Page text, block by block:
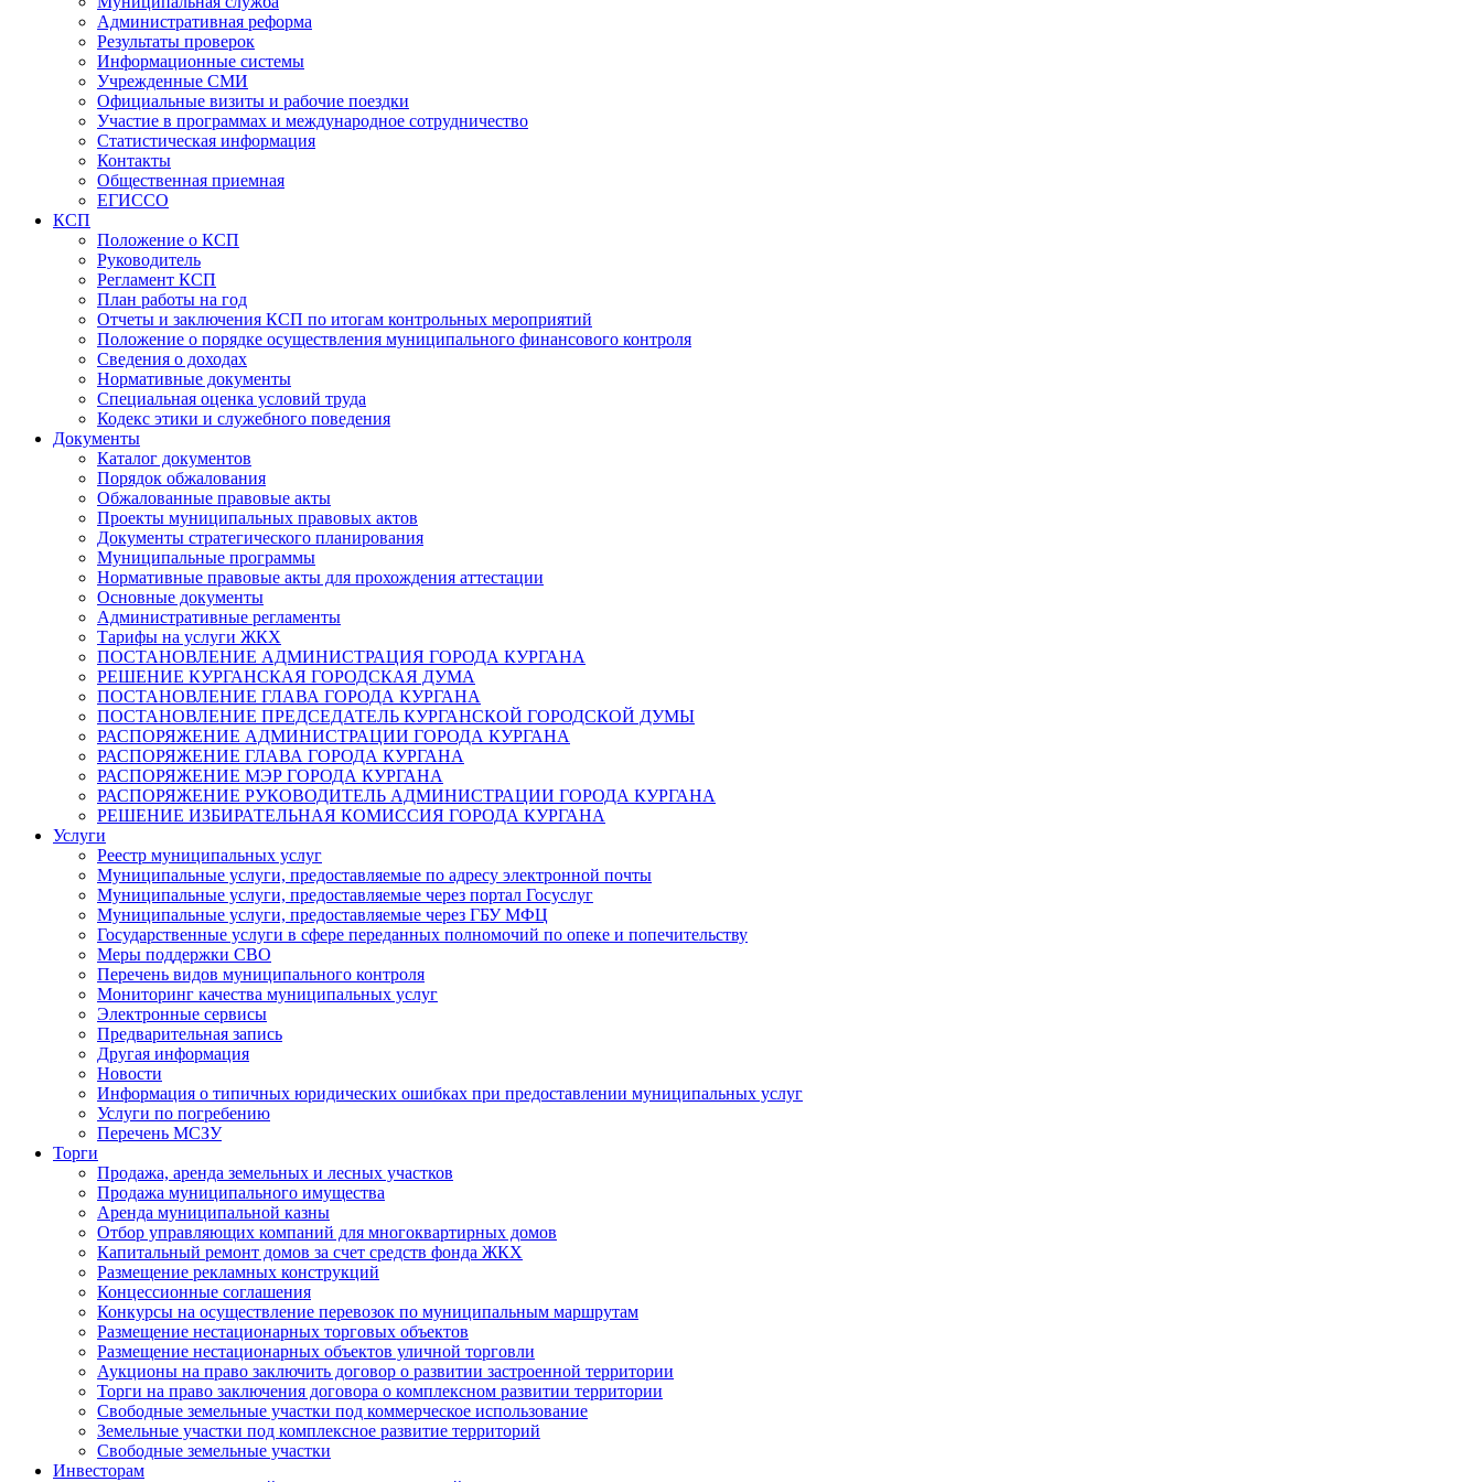
Административная реформа
Результаты проверок
Информационные системы
Учрежденные СМИ
Официальные визиты и рабочие поездки
Участие в программах и международное сотрудничество
Статистическая информация
Контакты
Общественная приемная
ЕГИССО
КСП
Положение о КСП
Руководитель
Регламент КСП
План работы на год
Отчеты и заключения КСП по итогам контрольных мероприятий
Положение о порядке осуществления муниципального финансового контроля
Сведения о доходах
Нормативные документы
Специальная оценка условий труда
Кодекс этики и служебного поведения
Документы
Каталог документов
Порядок обжалования
Обжалованные правовые акты
Проекты муниципальных правовых актов
Документы стратегического планирования
Муниципальные программы
Нормативные правовые акты для прохождения аттестации
Основные документы
Административные регламенты
Тарифы на услуги ЖКХ
ПОСТАНОВЛЕНИЕ АДМИНИСТРАЦИЯ ГОРОДА КУРГАНА
РЕШЕНИЕ КУРГАНСКАЯ ГОРОДСКАЯ ДУМА
ПОСТАНОВЛЕНИЕ ГЛАВА ГОРОДА КУРГАНА
ПОСТАНОВЛЕНИЕ ПРЕДСЕДАТЕЛЬ КУРГАНСКОЙ ГОРОДСКОЙ ДУМЫ
РАСПОРЯЖЕНИЕ АДМИНИСТРАЦИИ ГОРОДА КУРГАНА
РАСПОРЯЖЕНИЕ ГЛАВА ГОРОДА КУРГАНА
РАСПОРЯЖЕНИЕ МЭР ГОРОДА КУРГАНА
РАСПОРЯЖЕНИЕ РУКОВОДИТЕЛЬ АДМИНИСТРАЦИИ ГОРОДА КУРГАНА
РЕШЕНИЕ ИЗБИРАТЕЛЬНАЯ КОМИССИЯ ГОРОДА КУРГАНА
Услуги
Реестр муниципальных услуг
Муниципальные услуги, предоставляемые по адресу электронной почты
Муниципальные услуги, предоставляемые через портал Госуслуг
Муниципальные услуги, предоставляемые через ГБУ МФЦ
Государственные услуги в сфере переданных полномочий по опеке и попечительству
Меры поддержки СВО
Перечень видов муниципального контроля
Мониторинг качества муниципальных услуг
Электронные сервисы
Предварительная запись
Другая информация
Новости
Информация о типичных юридических ошибках при предоставлении муниципальных услуг
Услуги по погребению
Перечень МСЗУ
Торги
Продажа, аренда земельных и лесных участков
Продажа муниципального имущества
Аренда муниципальной казны
Отбор управляющих компаний для многоквартирных домов
Капитальный ремонт домов за счет средств фонда ЖКХ
Размещение рекламных конструкций
Концессионные соглашения
Конкурсы на осуществление перевозок по муниципальным маршрутам
Размещение нестационарных торговых объектов
Размещение нестационарных объектов уличной торговли
Аукционы на право заключить договор о развитии застроенной территории
Торги на право заключения договора о комплексном развитии территории
Свободные земельные участки под коммерческое использование
Земельные участки под комплексное развитие территорий
Свободные земельные участки
Инвесторам